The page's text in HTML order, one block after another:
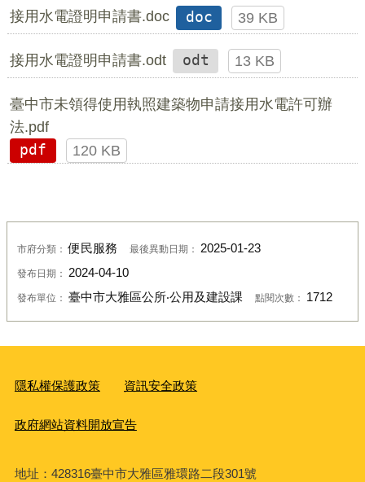
接用水電證明申請書.doc doc 39 KB
接用水電證明申請書.odt odt 13 KB
臺中市未領得使用執照建築物申請接用水電許可辦
法.pdf
pdf
120 KB
市府分類：便民服務 最後異動日期： 2025-01-23
發布日期： 2024-04-10
發布單位： 臺中市大雅區公所‧公用及建設課 點閱次數： 1712
隱私權保護政策 資訊安全政策
政府網站資料開放宣告
地址：428316臺中市大雅區雅環路二段301號